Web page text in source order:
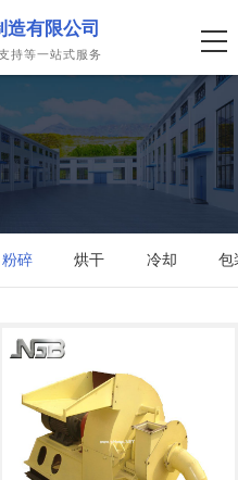
有限公司
持等一站式服务
粉碎 烘干 冷却 包